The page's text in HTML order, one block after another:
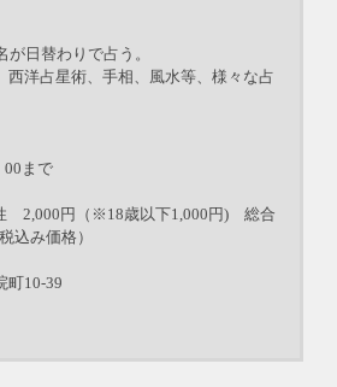
が日替わりで占う。
西洋占星術、手相、風水等、様々な占
00まで
2,000円（※18歳以下1,000円) 総合
込み価格）
町10-39